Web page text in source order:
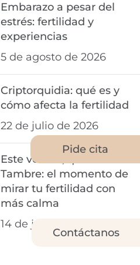
Embarazo a pesar del
estrés: fertilidad y
experiencias
5 de agosto de 2026
Criptorquidia: qué es y
cómo afecta la fertilidad
22 de julio de 2026
Este verano, quédate con
Tambre: el momento de
mirar tu fertilidad con
más calma
14 de julio de 2026
Pide cita
Contáctanos